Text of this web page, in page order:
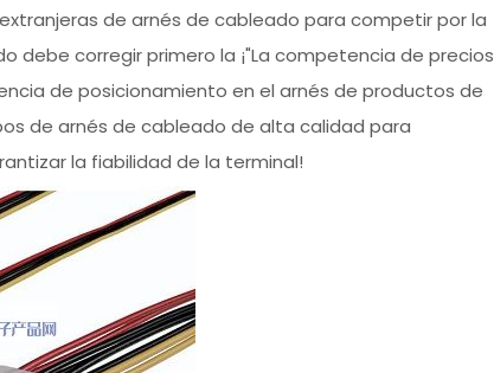
de arnés de cableado para competir por la
debe corregir primero la ¡"La competencia de precios
de posicionamiento en el arnés de productos de
de arnés de cableado de alta calidad para
la fiabilidad de la terminal!